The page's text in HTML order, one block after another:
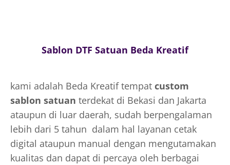
Sablon DTF Satuan Beda Kreatif
kami adalah Beda Kreatif tempat custom
sablon satuan terdekat di Bekasi dan Jakarta
ataupun di luar daerah, sudah berpengalaman
lebih dari 5 tahun dalam hal layanan cetak
digital ataupun manual dengan mengutamakan
kualitas dan dapat di percaya oleh berbagai